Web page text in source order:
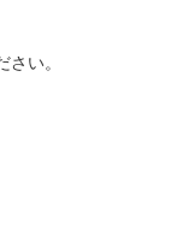
い。